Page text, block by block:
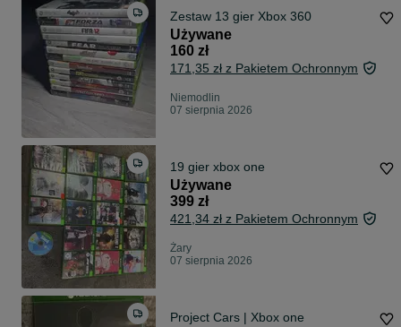
Zestaw 13 gier Xbox 360
Używane
160 zł
171,35 zł z Pakietem Ochronnym
Niemodlin
07 sierpnia 2026
19 gier xbox one
Używane
399 zł
421,34 zł z Pakietem Ochronnym
Żary
07 sierpnia 2026
Project Cars | Xbox one